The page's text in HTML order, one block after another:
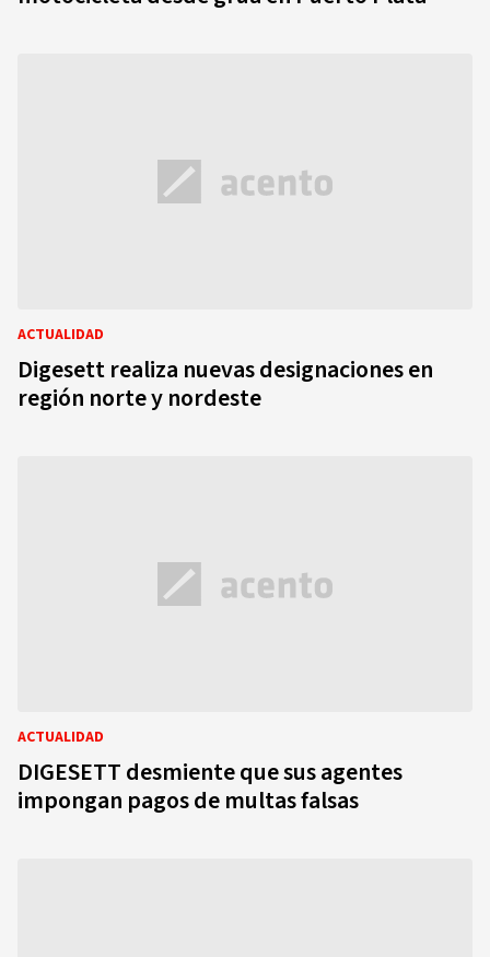
ACTUALIDAD
Digesett realiza nuevas designaciones en
región norte y nordeste
ACTUALIDAD
DIGESETT desmiente que sus agentes
impongan pagos de multas falsas